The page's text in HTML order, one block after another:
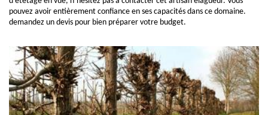
pouvez avoir entièrement confiance en ses capacités dans ce domaine.
demandez un devis pour bien préparer votre budget.